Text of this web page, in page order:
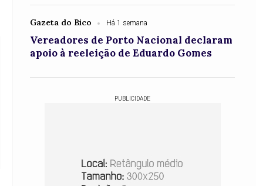
Gazeta do Bico Há 1 semana
Vereadores de Porto Nacional declaram
apoio à reeleição de Eduardo Gomes
PUBLICIDADE